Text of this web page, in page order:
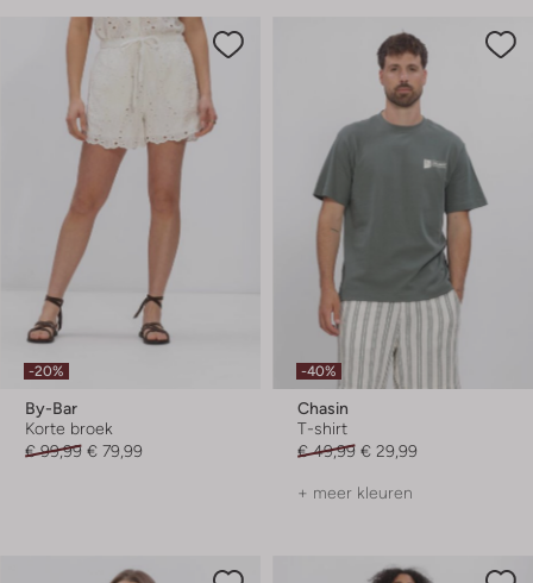
-20%
By-Bar
Korte broek
€ 99,99 € 79,99
-40%
Chasin
T-shirt
€ 49,99 € 29,99
+ meer kleuren